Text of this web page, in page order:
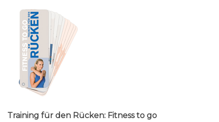
Training für den Rücken: Fitness to go